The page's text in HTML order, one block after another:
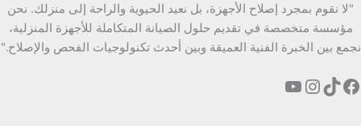
"لا نقوم بمجرد إصلاح الأجهزة، بل نعيد الحيوية والراحة إلى منزلك. نحن
مؤسسة متخصصة في تقديم حلول الصيانة المتكاملة للأجهزة المنزلية،
نجمع بين الخبرة الفنية العميقة وبين أحدث تكنولوجيات الفحص والإصلاح."